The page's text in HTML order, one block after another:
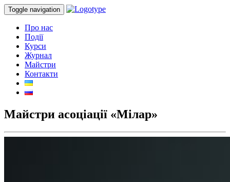
Toggle navigation
Про нас
Події
Курси
Журнал
Майстри
Контакти
Майстри асоціації «Мілар»